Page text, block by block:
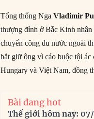
Tổng thống NgaVladimir
thượng đỉnh ở Bắc Kinh
chuyến công du nước ngoài
bắt giữ ông vì cáo buộc tội
Hungary và Việt Nam, đồng
Bài đang hot
Thế giới hôm nay: